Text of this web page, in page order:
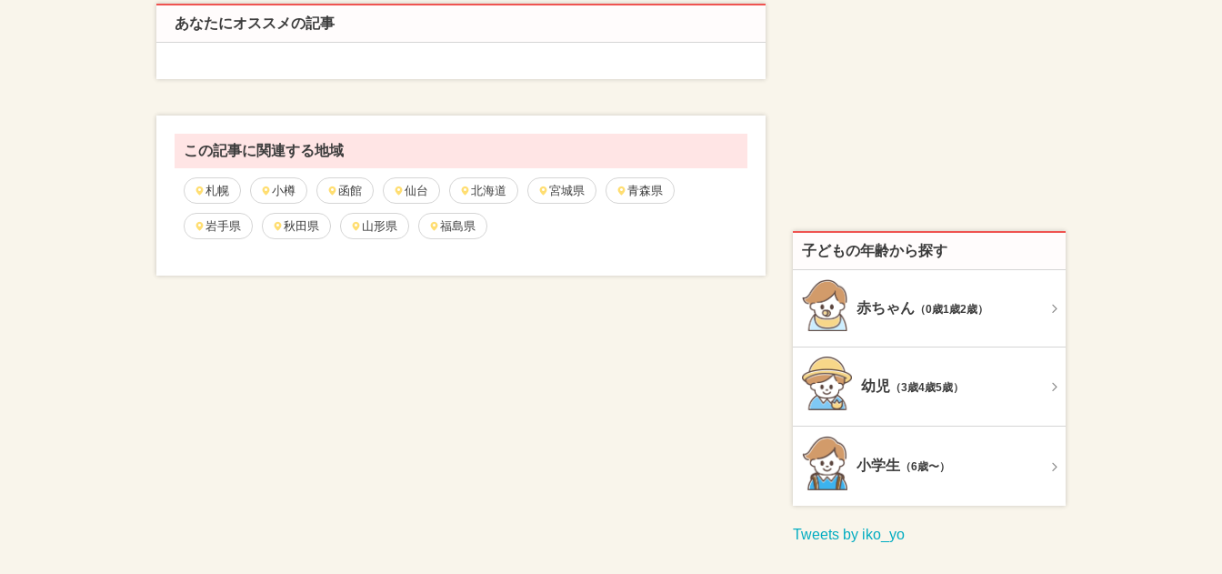
あなたにオススメの記事
この記事に関連する地域
札幌 小樽 函館 仙台 北海道 宮城県 青森県
岩手県 秋田県 山形県 福島県
子どもの年齢から探す
赤ちゃん （0歳1歳2歳）
幼児 （3歳4歳5歳）
小学生 （6歳〜）
Tweets by iko_yo